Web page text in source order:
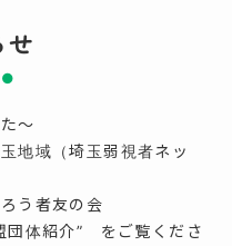
せ
～
地域（埼玉弱視者ネッ
う者友の会
体紹介” をご覧くださ